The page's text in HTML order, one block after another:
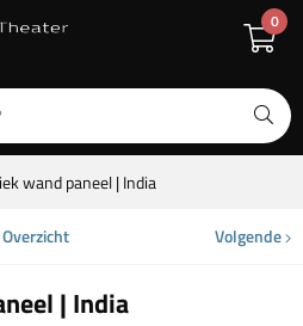
0
wand paneel | India
Overzicht Volgende
| India